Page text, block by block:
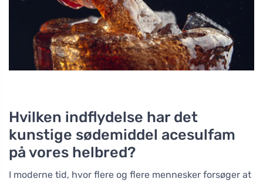
Hvilken indflydelse har det
kunstige sødemiddel acesulfam
på vores helbred?
I moderne tid, hvor flere og flere mennesker forsøger at